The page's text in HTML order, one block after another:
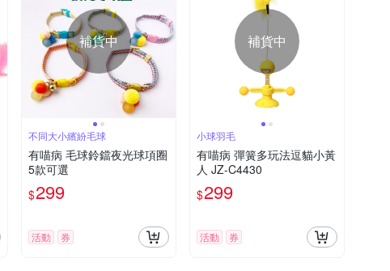
補貨中
不同大小繽紛毛球
有喵病 毛球鈴鐺夜光球項圈
5款可選
$299
活動 券
補貨中
小球羽毛
有喵病 彈簧多玩法逗貓小黃
人 JZ-C4430
$299
活動 券